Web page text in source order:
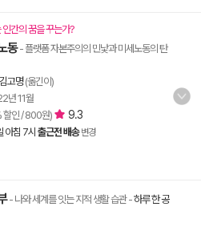
간의 꿈을 꾸는가?
동- 플랫폼 자본주의의 민낯과 미세노동의 탄
김고명(옮긴이)
년 11월
할인 / 800원) 9.3
아침 7시 출근전 배송 변경
- 나와 세계를 잇는 지적 생활 습관-하루 한 공